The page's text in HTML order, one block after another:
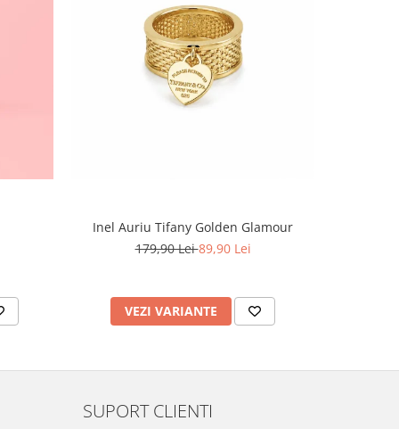
Inel Auriu Tifany Golden Glamour
179,90 Lei89,90 Lei
VEZI VARIANTE
SUPORT CLIENTI